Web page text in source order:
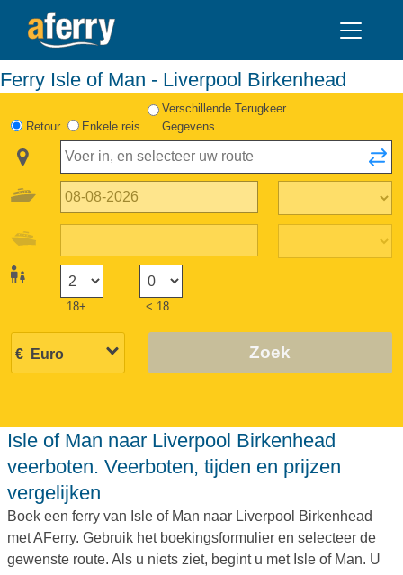
Ferry Isle of Man - Liverpool Birkenhead
Retour Enkele reis
Verschillende Terugkeer
Gegevens
18+ < 18
Zoek
Isle of Man naar Liverpool Birkenhead
veerboten. Veerboten, tijden en prijzen
vergelijken
Boek een ferry van Isle of Man naar Liverpool Birkenhead
met AFerry. Gebruik het boekingsformulier en selecteer de
gewenste route. Als u niets ziet, begint u met Isle of Man. U